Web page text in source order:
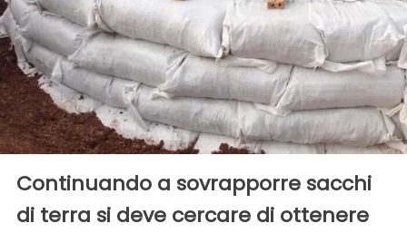
Continuando a sovrapporre sacchi
di terra si deve cercare di ottenere